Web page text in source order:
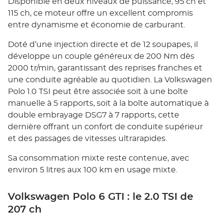
Disponible en deux niveaux de puissance, 95 ch et
115 ch, ce moteur offre un excellent compromis
entre dynamisme et économie de carburant.
Doté d’une injection directe et de 12 soupapes, il
développe un couple généreux de 200 Nm dès
2000 tr/min, garantissant des reprises franches et
une conduite agréable au quotidien. La Volkswagen
Polo 1.0 TSI peut être associée soit à une boîte
manuelle à 5 rapports, soit à la boîte automatique à
double embrayage DSG7 à 7 rapports, cette
dernière offrant un confort de conduite supérieur
et des passages de vitesses ultrarapides.
Sa consommation mixte reste contenue, avec
environ 5 litres aux 100 km en usage mixte.
Volkswagen Polo 6 GTI : le 2.0 TSI de
207 ch